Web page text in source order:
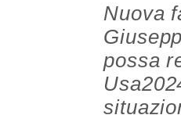
Nuova
possa